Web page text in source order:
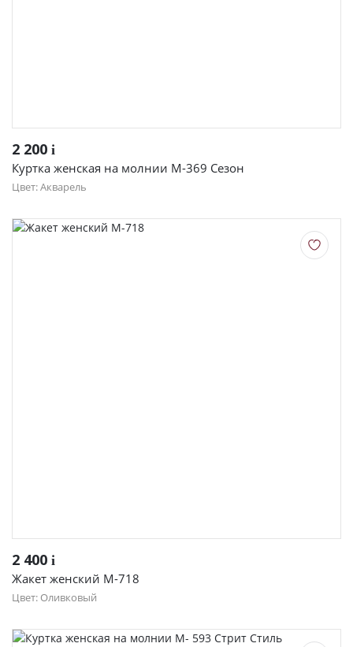
2 200 i
Куртка женская на молнии М-369 Сезон
Цвет: Акварель
2 400 i
Жакет женский М-718
Цвет: Оливковый